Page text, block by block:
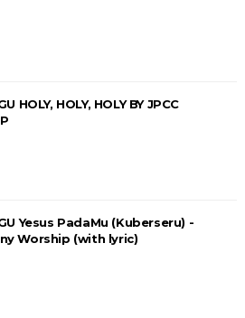
HOLY, HOLY, HOLY BY JPCC
Yesus PadaMu (Kuberseru) -
Worship (with lyric)